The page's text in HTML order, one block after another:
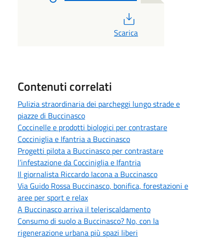
Scarica
Contenuti correlati
Pulizia straordinaria dei parcheggi lungo strade e
piazze di Buccinasco
Coccinelle e prodotti biologici per contrastare
Cocciniglia e Ifantria a Buccinasco
Progetti pilota a Buccinasco per contrastare
l’infestazione da Cocciniglia e Ifantria
Il giornalista Riccardo Iacona a Buccinasco
Via Guido Rossa Buccinasco, bonifica, forestazioni e
aree per sport e relax
A Buccinasco arriva il teleriscaldamento
Consumo di suolo a Buccinasco? No, con la
rigenerazione urbana più spazi liberi